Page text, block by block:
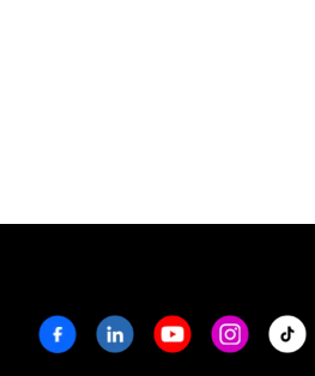
FacebookLinkedinYoutubeInstagram
Tiktok